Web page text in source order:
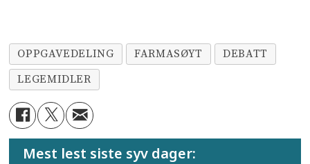
OPPGAVEDELING FARMASØYT
DEBATT
LEGEMIDLER
Mest lest siste syv dager: